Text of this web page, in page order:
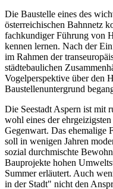
Die Baustelle eines des
österreichischen Bahnnetz
fachkundiger Führung von
kennen lernen. Nach der
im Rahmen der
städtebaulichen
Vogelperspektive über den
Baustellenuntergrund
Die Seestadt Aspern ist mit
wohl eines der
Gegenwart. Das ehemalige
soll in wenigen Jahren
sozial durchmischte
Bauprojekte hohen
Summer erläutert. Auch
in der Stadt" nicht den